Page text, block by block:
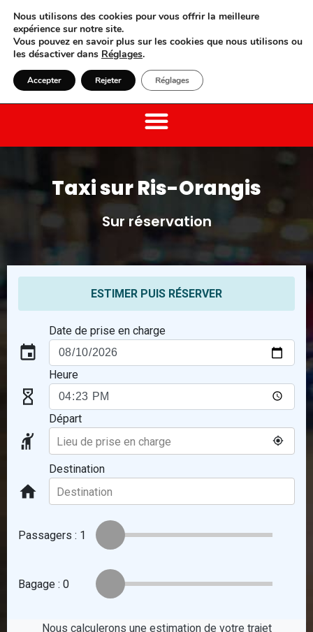
01 85 52 15 15 Laisser un avis
Taxi sur Ris-Orangis
Sur réservation
Nous utilisons des cookies pour vous offrir la meilleure
expérience sur notre site.
Vous pouvez en savoir plus sur les cookies que nous utilisons ou
les désactiver dans Réglages.
Accepter Rejeter Réglages